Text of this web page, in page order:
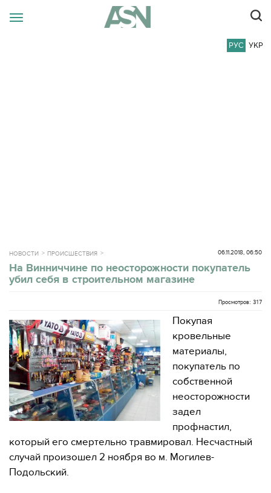
РУС УКР
НОВОСТИ ПРОИСШЕСТВИЯ 06.11.2018, 06:50
На Винниччине по неосторожности покупатель
убил себя в строительном магазине
Просмотров: 317
Покупая
кровельные
материалы,
покупатель по
собственной
неосторожности
задел
профнастил,
который его смертельно травмировал. Несчастный
случай произошел 2 ноября во м. Могилев-
Подольский.